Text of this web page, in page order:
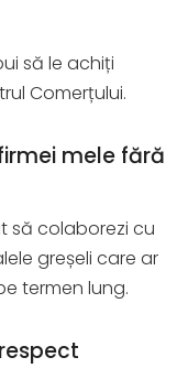
să le achiți
Comerțului.
mele fără
să colaborezi cu
greșeli care ar
termen lung.